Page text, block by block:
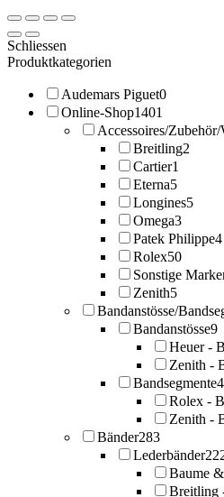
Schliessen
Produktkategorien
Audemars Piguet0
Online-Shop1401
Accessoires/Zubehör/
Breitling2
Cartier1
Eterna5
Longines5
Omega3
Patek Philippe4
Rolex50
Sonstige
Zenith5
Bandanstösse/
Bandanstösse9
Heuer -
Zenith -
Bandsegmente4
Rolex -
Zenith -
Bänder283
Lederbänder
Baume
Breitling